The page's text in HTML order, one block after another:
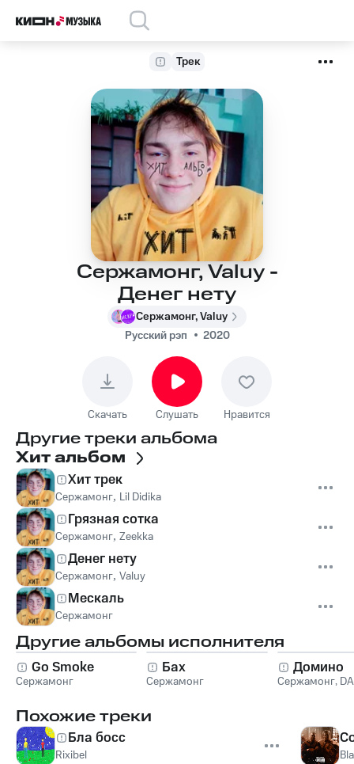
Трек
Сержамонг, Valuy -
Денег нету
Сержамонг, Valuy
Русский рэп
2020
Скачать Слушать Нравится
Другие треки альбома
Хит альбом
Хит трек
Сержамонг, Lil Didika
Грязная сотка
Сержамонг, Zeekka
Денег нету
Сержамонг, Valuy
Мескаль
Сержамонг
Другие альбомы исполнителя
Go Smoke
Сержамонг
Бах
Сержамонг
Домино
Сержамонг,
Похожие треки
Бла босс
Rixibel